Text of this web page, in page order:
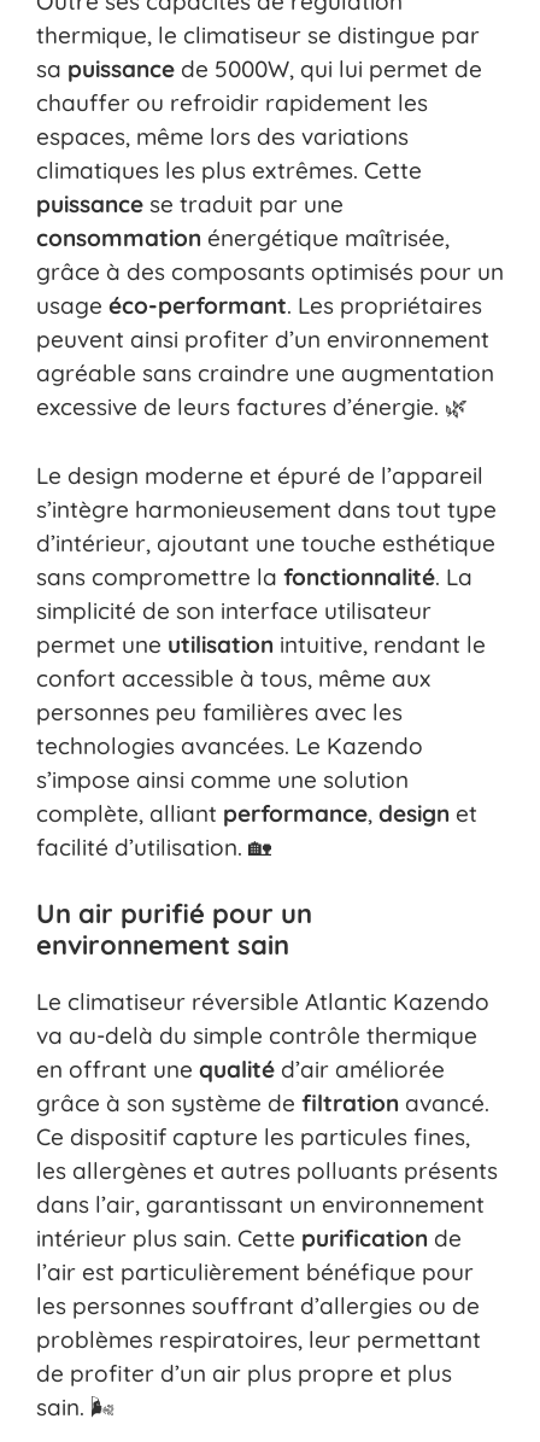
thermique, le climatiseur se distingue par
sa puissance de 5000W, qui lui permet de
chauffer ou refroidir rapidement les
espaces, même lors des variations
climatiques les plus extrêmes. Cette
puissance se traduit par une
consommation énergétique maîtrisée,
grâce à des composants optimisés pour un
usage éco-performant. Les propriétaires
peuvent ainsi profiter d’un environnement
agréable sans craindre une augmentation
excessive de leurs factures d’énergie. 🌿
Le design moderne et épuré de l’appareil
s’intègre harmonieusement dans tout type
d’intérieur, ajoutant une touche esthétique
sans compromettre la fonctionnalité. La
simplicité de son interface utilisateur
permet une utilisation intuitive, rendant le
confort accessible à tous, même aux
personnes peu familières avec les
technologies avancées. Le Kazendo
s’impose ainsi comme une solution
complète, alliant performance, design et
facilité d’utilisation. 🏡
Un air purifié pour un
environnement sain
Le climatiseur réversible Atlantic Kazendo
va au-delà du simple contrôle thermique
en offrant une qualité d’air améliorée
grâce à son système de filtration avancé.
Ce dispositif capture les particules fines,
les allergènes et autres polluants présents
dans l’air, garantissant un environnement
intérieur plus sain. Cette purification de
l’air est particulièrement bénéfique pour
les personnes souffrant d’allergies ou de
problèmes respiratoires, leur permettant
de profiter d’un air plus propre et plus
sain. 🌬️